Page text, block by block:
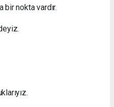
bir nokta vardır.